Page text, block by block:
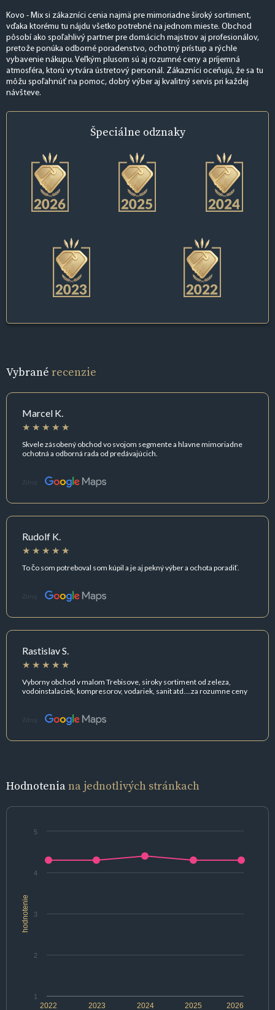
Kovo - Mix si zákazníci cenia najmä pre mimoriadne široký sortiment,
vďaka ktorému tu nájdu všetko potrebné na jednom mieste. Obchod
pôsobí ako spoľahlivý partner pre domácich majstrov aj profesionálov,
pretože ponúka odborné poradenstvo, ochotný prístup a rýchle
vybavenie nákupu. Veľkým plusom sú aj rozumné ceny a príjemná
atmosféra, ktorú vytvára ústretový personál. Zákazníci oceňujú, že sa tu
môžu spoľahnúť na pomoc, dobrý výber aj kvalitný servis pri každej
návšteve.
Špeciálne odznaky
Vybrané recenzie
Marcel K.
Skvele zásobený obchod vo svojom segmente a hlavne mimoriadne
ochotná a odborná rada od predávajúcich.
Zdroj:
Rudolf K.
To čo som potreboval som kúpil a je aj pekný výber a ochota poradiť.
Zdroj:
Rastislav S.
Vyborny obchod v malom Trebisove, siroky sortiment od zeleza,
vodoinstalaciek, kompresorov, vodariek, sanit atd....za rozumne ceny
Zdroj:
Hodnoteniana jednotlivých stránkach
hodnotenie
2022 2024 2026
2023 2025
1
2
3
4
5